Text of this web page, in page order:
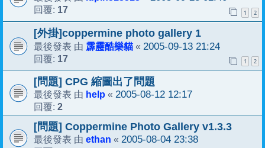
回覆: 17 1 2
[外掛]coppermine photo gallery 1
最後發表 由 霹靂酷樂貓 « 2005-09-13 21:24
回覆: 17 1 2
[問題] CPG 縮圖出了問題
最後發表 由 help « 2005-08-12 12:17
回覆: 2
[問題] Coppermine Photo Gallery v1.3.3
最後發表 由 ethan « 2005-08-04 23:38